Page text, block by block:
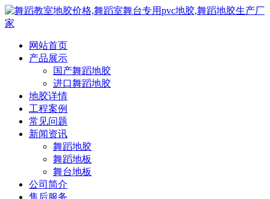
网站首页
产品展示
国产舞蹈地胶
进口舞蹈地胶
地胶详情
工程案例
常见问题
新闻资讯
舞蹈地胶
舞蹈地板
舞台地板
公司简介
售后服务